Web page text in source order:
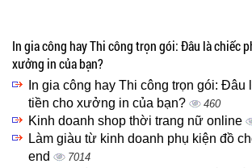
In gia công hay Thi công trọn gói: Đâu là chiếc
xưởng in của bạn?
In gia công hay Thi công trọn gói: Đâu
tiền cho xưởng in của bạn?
460
Kinh doanh shop thời trang nữ online
Làm giàu từ kinh doanh phụ kiện đồ
end
7014